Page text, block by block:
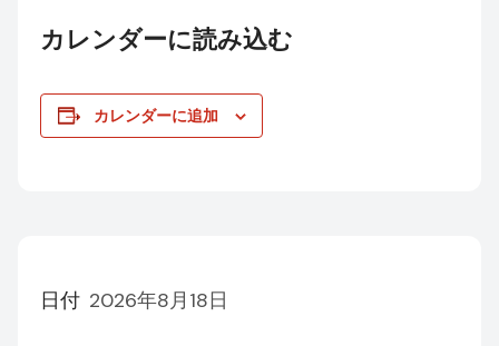
カレンダーに読み込む
カレンダーに追加
日付 2026年8月18日